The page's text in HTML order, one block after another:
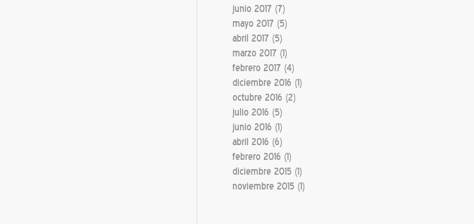
junio 2017 (7)
mayo 2017 (5)
abril 2017 (5)
marzo 2017 (1)
febrero 2017 (4)
diciembre 2016 (1)
octubre 2016 (2)
julio 2016 (5)
junio 2016 (1)
abril 2016 (6)
febrero 2016 (1)
diciembre 2015 (1)
noviembre 2015 (1)